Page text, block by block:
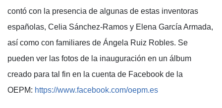
contó con la presencia de algunas de estas inventoras
españolas, Celia Sánchez-Ramos y Elena García Armada,
así como con familiares de Ángela Ruiz Robles. Se
pueden ver las fotos de la inauguración en un álbum
creado para tal fin en la cuenta de Facebook de la
OEPM: https://www.facebook.com/oepm.es